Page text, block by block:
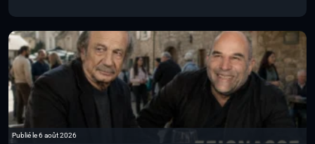
Publié le 6 août 2026